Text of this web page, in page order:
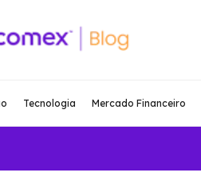
Tecnologia Mercado Financeiro